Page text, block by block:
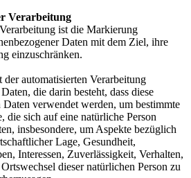
Verarbeitung
ist die Markierung
Daten mit dem Ziel, ihre
einzuschränken.
automatisierten Verarbeitung
die darin besteht, dass diese
Daten verwendet werden, um bestimmte
die sich auf eine natürliche Person
insbesondere, um Aspekte bezüglich
Lage, Gesundheit,
Interessen, Zuverlässigkeit, Verhalten,
dieser natürlichen Person zu